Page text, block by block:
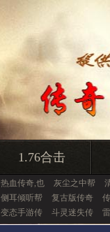
1.76合击
热血传奇,也 灰尘之中帮
侧耳倾听帮 复古版传奇
变态手游传 斗灵迷失传